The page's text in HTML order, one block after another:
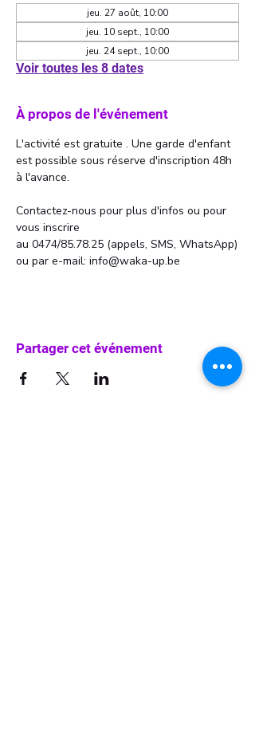
jeu. 27 août, 10:00
jeu. 10 sept., 10:00
jeu. 24 sept., 10:00
Voir toutes les 8 dates
À propos de l'événement
L'activité est gratuite . Une garde d'enfant
est possible sous réserve d'inscription 48h
à l'avance.
Contactez-nous pour plus d'infos ou pour
vous inscrire
au 0474/85.78.25 (appels, SMS, WhatsApp)
ou par e-mail: info@waka-up.be
Partager cet événement